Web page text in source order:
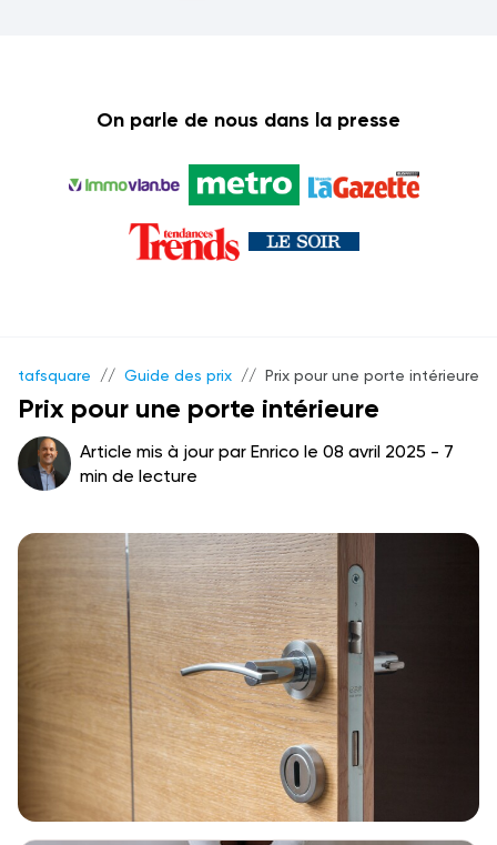
On parle de nous dans la presse
tafsquare // Guide des prix // Prix pour une porte intérieure
Prix pour une porte intérieure
Article mis à jour par Enrico le 08 avril 2025 - 7
min de lecture